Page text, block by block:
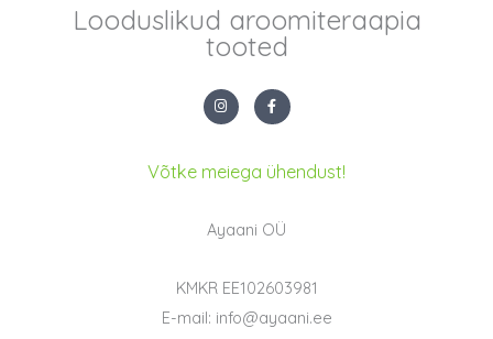
Looduslikud aroomiteraapia
tooted
I
n
s
g
r
F
a
c
o
o
f
Võtke meiega ühendust!
Ayaani OÜ
KMKR EE102603981
E-mail: info@ayaani.ee